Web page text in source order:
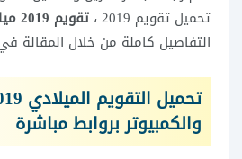
تحميل تقويم 2019 ،
تقويم 2019 ميلادي pdf
التفاصيل كاملة من خلال المقالة
والكمبيوتر بروابط مباشرة